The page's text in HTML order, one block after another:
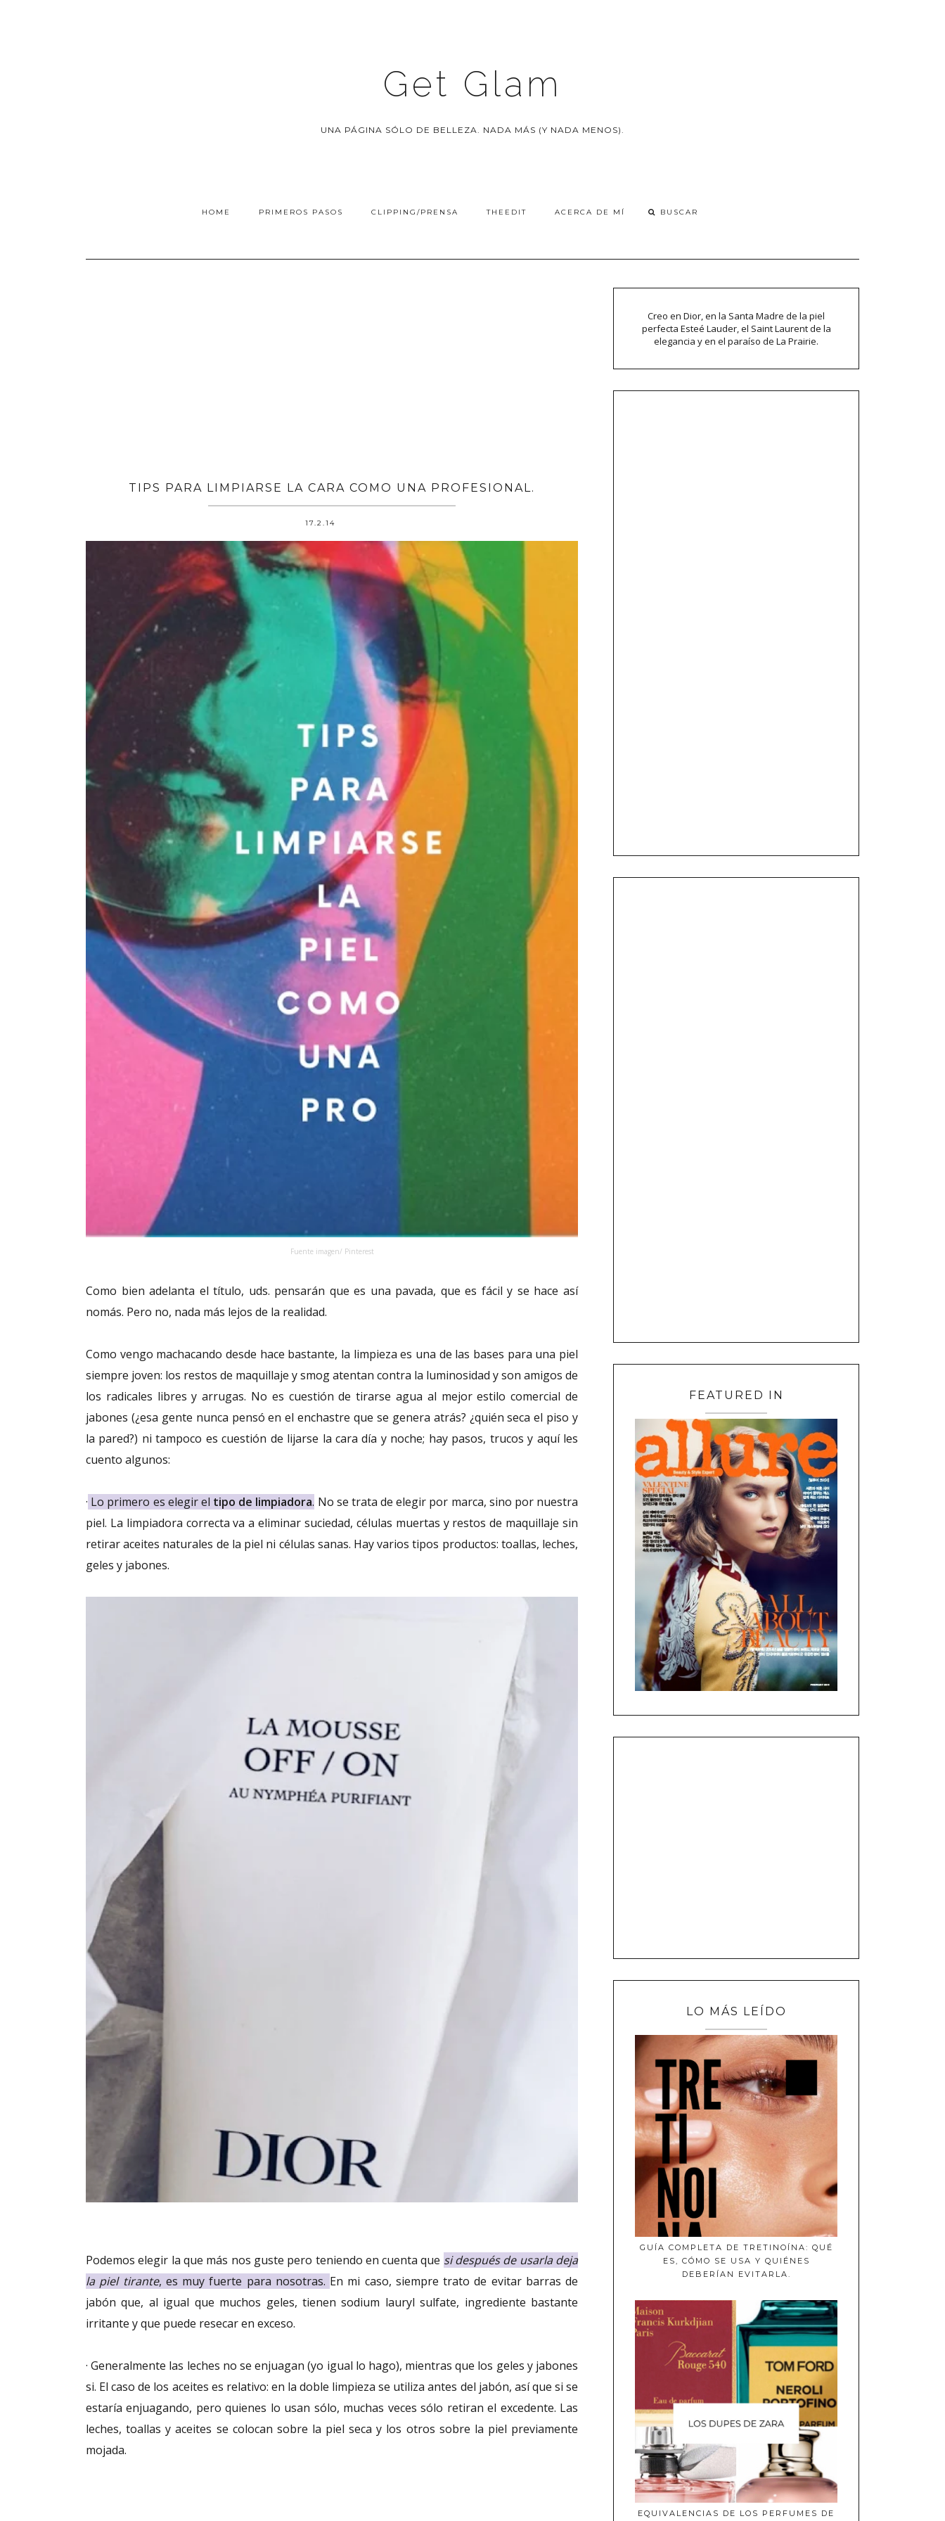
Get Glam
UNA PÁGINA SÓLO DE BELLEZA. NADA MÁS (Y NADA MENOS).
HOME PRIMEROS PASOS CLIPPING/PRENSA THEEDIT ACERCA DE MÍ
TIPS PARA LIMPIARSE LA CARA COMO UNA PROFESIONAL.
17.2.14
Fuente imagen/ Pinterest
Como bien adelanta el título, uds. pensarán que es una pavada, que es fácil y se hace así
nomás. Pero no, nada más lejos de la realidad.
Como vengo machacando desde hace bastante, la limpieza es una de las bases para una piel
siempre joven: los restos de maquillaje y smog atentan contra la luminosidad y son amigos de
los radicales libres y arrugas. No es cuestión de tirarse agua al mejor estilo comercial de
jabones (¿esa gente nunca pensó en el enchastre que se genera atrás? ¿quién seca el piso y
la pared?) ni tampoco es cuestión de lijarse la cara día y noche; hay pasos, trucos y aquí les
cuento algunos:
· Lo primero es elegir el tipo de limpiadora. No se trata de elegir por marca, sino por nuestra
piel. La limpiadora correcta va a eliminar suciedad, células muertas y restos de maquillaje sin
retirar aceites naturales de la piel ni células sanas. Hay varios tipos productos: toallas, leches,
geles y jabones.
Podemos elegir la que más nos guste pero teniendo en cuenta que si después de usarla deja
la piel tirante, es muy fuerte para nosotras. En mi caso, siempre trato de evitar barras de
jabón que, al igual que muchos geles, tienen sodium lauryl sulfate, ingrediente bastante
irritante y que puede resecar en exceso.
· Generalmente las leches no se enjuagan (yo igual lo hago), mientras que los geles y jabones
si. El caso de los aceites es relativo: en la doble limpieza se utiliza antes del jabón, así que si se
estaría enjuagando, pero quienes lo usan sólo, muchas veces sólo retiran el excedente. Las
leches, toallas y aceites se colocan sobre la piel seca y los otros sobre la piel previamente
mojada.
Creo en Dior, en la Santa Madre de la piel
perfecta Esteé Lauder, el Saint Laurent de la
elegancia y en el paraíso de La Prairie.
FEATURED IN
LO MÁS LEÍDO
GUÍA COMPLETA DE TRETINOÍNA: QUÉ
ES, CÓMO SE USA Y QUIÉNES
DEBERÍAN EVITARLA.
EQUIVALENCIAS DE LOS PERFUMES DE